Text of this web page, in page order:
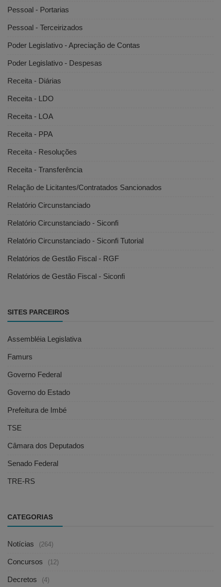
Pessoal - Portarias
Pessoal - Terceirizados
Poder Legislativo - Apreciação de Contas
Poder Legislativo - Despesas
Receita - Diárias
Receita - LDO
Receita - LOA
Receita - PPA
Receita - Resoluções
Receita - Transferência
Relação de Licitantes/Contratados Sancionados
Relatório Circunstanciado
Relatório Circunstanciado - Siconfi
Relatório Circunstanciado - Siconfi Tutorial
Relatórios de Gestão Fiscal - RGF
Relatórios de Gestão Fiscal - Siconfi
SITES PARCEIROS
Assembléia Legislativa
Famurs
Governo Federal
Governo do Estado
Prefeitura de Imbé
TSE
Câmara dos Deputados
Senado Federal
TRE-RS
CATEGORIAS
Notícias (264)
Concursos (12)
Decretos (4)